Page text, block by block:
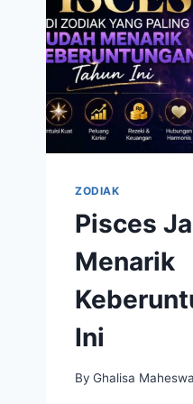
ZODIAK
Pisces
Menarik
Ini
By Ghalisa